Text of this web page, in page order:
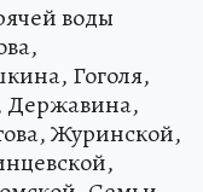
воды
Гоголя,
Державина,
Журинской,